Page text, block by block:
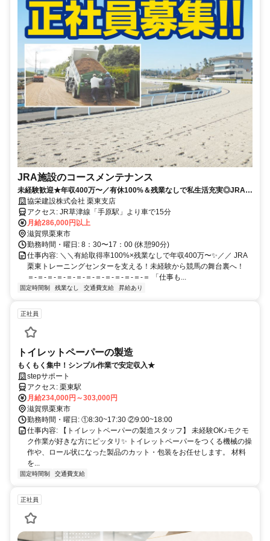
JRA施設のコースメンテナンス
未経験歓迎★年収400万〜／有休100%＆残業なしで私生活充実◎JRA施
設を支える抜群の待遇♪
協栄建設株式会社 栗東支店
アクセス: JR草津線「手原駅」より車で15分
月給286,000円以上
滋賀県栗東市
勤務時間・曜日: 8：30〜17：00 (休憩90分)
仕事内容: ＼＼有給取得率100%×残業なしで年収400万〜✨／／ JRA
栗東トレーニングセンターを支える！未経験から競馬の舞台裏へ！
＝-＝-＝-＝-＝-＝-＝-＝-＝-＝-＝-＝-＝ 「仕事も...
固定時間制 残業なし 交通費支給 昇給あり
正社員
トイレットペーパーの製造
もくもく集中！シンプル作業で安定収入★
stepサポート
アクセス: 栗東駅
月給234,000円～303,000円
滋賀県栗東市
勤務時間・曜日: ①8:30~17:30 ②9:00~18:00
仕事内容: 【トイレットペーパーの製造スタッフ】 未経験OK♪モクモ
ク作業が好きな方にピッタリ✨ トイレットペーパーをつくる機械の操
作や、ロール状になった製品のカット・包装をお任せします。 材料
を...
固定時間制 交通費支給
正社員